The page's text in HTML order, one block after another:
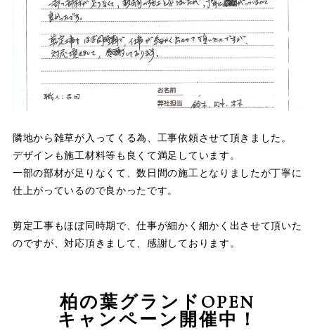
隣地から雑草が入ってくる為、工事依頼させて頂きました。
デザインも施工材料等も良くて満足しています。
一部の部材が足りなくて、数日間の施工となりましたが丁寧に
仕上がっているので良かったです。
剪定工事もほぼ同時期で、仕事が細かく細かく出させて頂いた
のですが、対応頂きまして、感謝しております。
柏の葉グランドOPEN
キャンペーン開催中！